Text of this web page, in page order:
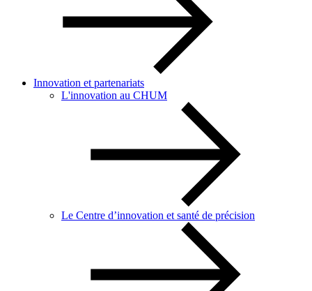
Innovation et partenariats
L'innovation au CHUM
Le Centre d’innovation et santé de précision